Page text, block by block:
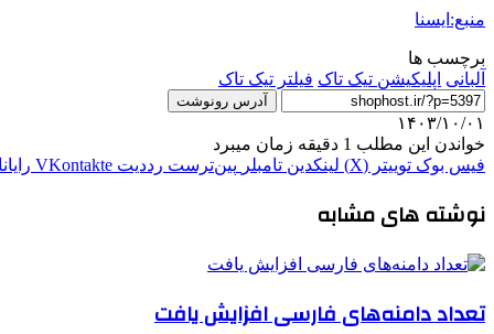
منبع:ایسنا
برچسب ها
آلبانی اپلیکیشن تیک تاک فیلتر تیک تاک
آدرس رونوشت
۱۴۰۳/۱۰/۰۱
خواندن این مطلب 1 دقیقه زمان میبرد
فیس بوک توییتر (X) لینکدین ‫تامبلر ‫پین‌ترست ‫رددیت ‫VKontakte
نوشته های مشابه
تعداد دامنه‌های فارسی افزایش یافت